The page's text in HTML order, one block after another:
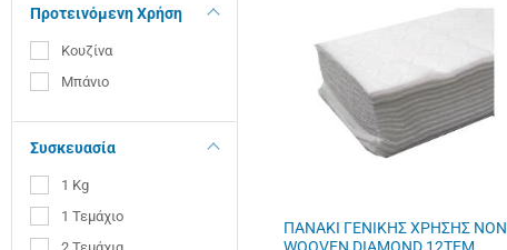
Προτεινόμενη Χρήση
Κουζίνα
Μπάνιο
Συσκευασία
1 Kg
1 Τεμάχιο
ΠΑΝΑΚΙ ΓΕΝΙΚΗΣ ΧΡΗΣΗΣ NON